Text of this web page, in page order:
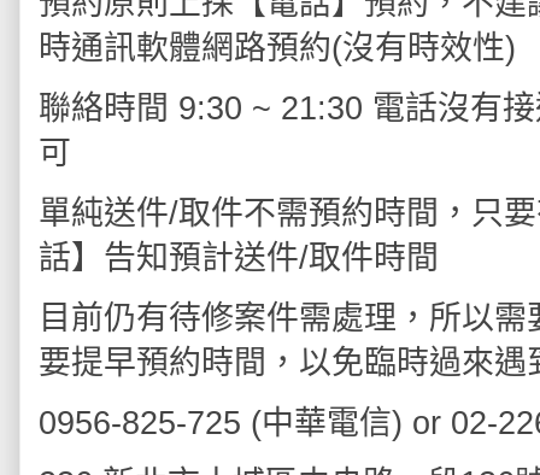
時通訊軟體網路預約(沒有時效性)
聯絡時間 9:30 ~ 21:30 電話沒有
可
單純送件/取件不需預約時間，只
話】告知預計送件/取件時間
目前仍有待修案件需處理，所以
要提早預約時間，以免臨時過來
0956-825-725 (中華電信) or 02-